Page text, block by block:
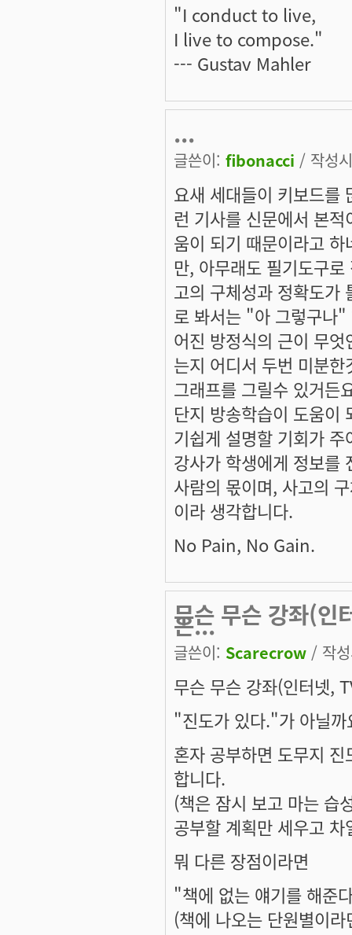
"I conduct to live,
I live to compose."
--- Gustav Mahler
...
글쓴이: fibonacci / 작성
요새 세대들이 키보드를
런 기사를 신문에서 본
움이 되기 때문이라고
만, 아무래도 필기도구
고의 구체성과 정확도가
로 봐서는 "아 그렇구나"
어진 방정식의 근이 무
는지 어디서 두번 미분
그래프를 그릴수 있거든
단지 방송학습이 도움이
기쉽게 설명할 기회가
강사가 학생에게 정보를
사람의 몫이며, 사고의
이라 생각합니다.
No Pain, No Gain.
무슨 무슨 강좌(인
은...
글쓴이: Scarecrow / 작
무슨 무슨 강좌(인터넷,
"진도가 있다."가 아닐까
혼자 공부하면 도무지
합니다.
(책은 잠시 보고 마는 습
공부할 계획만 세우고
뭐 다른 장점이라면
"책에 없는 얘기를 해준
(책에 나오는 단원별이